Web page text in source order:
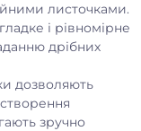
листочками.
і рівномірне
дрібних
дозволяють
зручно